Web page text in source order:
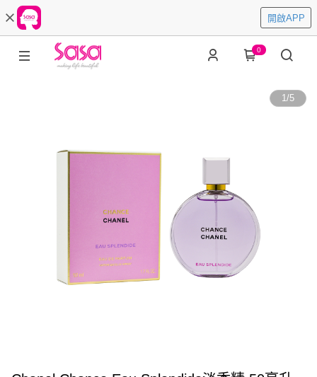
開啟APP
0
1/5